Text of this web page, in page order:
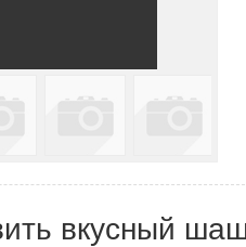
вкусный